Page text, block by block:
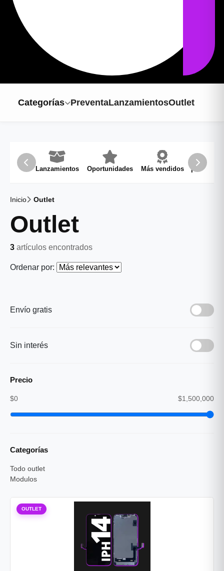
Categorías PreventaLanzamientosOutlet
Lanzamientos Oportunidades Más vendidos
Inicio Outlet
Outlet
3 artículos encontrados
Ordenar por:
Envío gratis
Sin interés
Precio
$0 $1,500,000
Categorías
Todo outlet
Modulos
OUTLET